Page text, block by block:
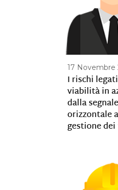
17 Novembre
I rischi
viabilità in
dalla
orizzontale
gestione